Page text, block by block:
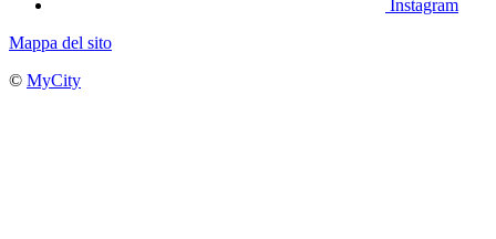
Instagram
Mappa del sito
© MyCity